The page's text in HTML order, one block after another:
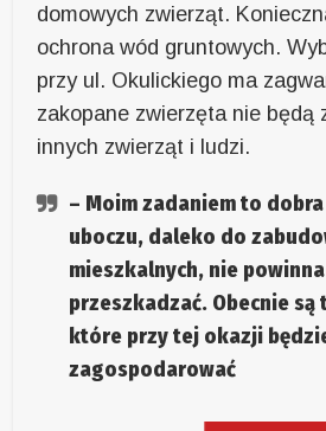
domowych zwierząt.
ochrona wód gruntowych.
przy ul. Okulickiego ma
zakopane zwierzęta nie będą
innych zwierząt i ludzi.
– Moim zadaniem to
uboczu, daleko do
mieszkalnych, nie
przeszkadzać. Obecnie
które przy tej okazji
zagospodarować